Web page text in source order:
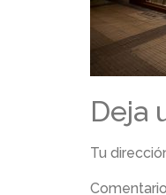
Deja
Tu
Comentario